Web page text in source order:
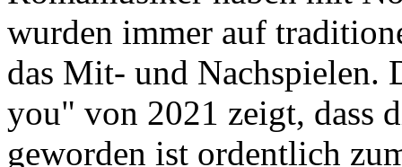
wurden immer auf
das Mit- und Nachspielen.
you" von 2021 zeigt, dass
geworden ist ordentlich